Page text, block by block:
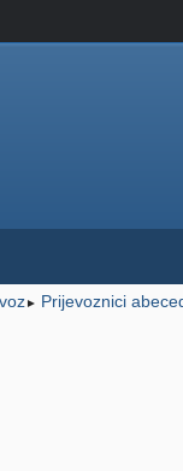
► Prijevoznici